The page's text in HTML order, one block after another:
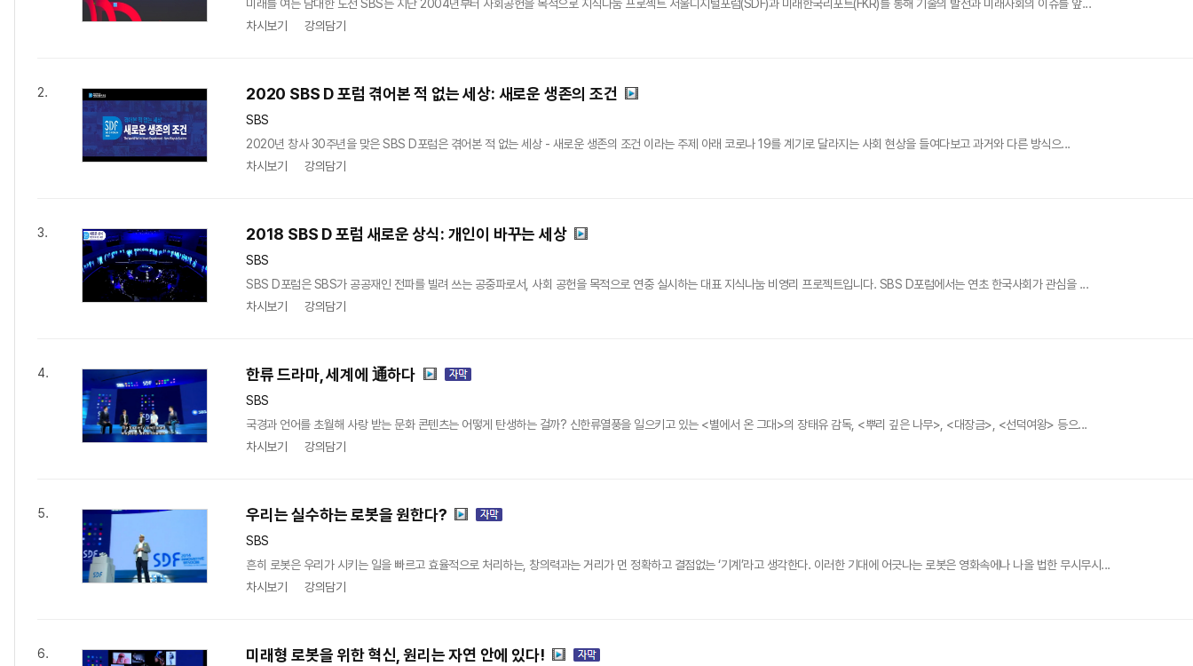
미래를 여는 담대한 도전 SBS는 지난 2004년부터 사회공헌을 목적으로 지식나눔 프로젝트 서울디지털포럼(SDF)과 미래한국리포트(FKR)를 통해 기술의 발전과 미래사회의 이슈를 앞...
차시보기
강의담기
2. 2020 SBS D 포럼 겪어본 적 없는 세상: 새로운 생존의 조건
SBS
2020년 창사 30주년을 맞은 SBS D포럼은 겪어본 적 없는 세상 - 새로운 생존의 조건 이라는 주제 아래 코로나 19를 계기로 달라지는 사회 현상을 들여다보고 과거와 다른 방식으...
차시보기
강의담기
3. 2018 SBS D 포럼 새로운 상식: 개인이 바꾸는 세상
SBS
SBS D포럼은 SBS가 공공재인 전파를 빌려 쓰는 공중파로서, 사회 공헌을 목적으로 연중 실시하는 대표 지식나눔 비영리 프로젝트입니다. SBS D포럼에서는 연초 한국사회가 관심을 ...
차시보기
강의담기
4. 한류 드라마, 세계에 通하다
SBS
국경과 언어를 초월해 사랑 받는 문화 콘텐츠는 어떻게 탄생하는 걸까? 신한류열풍을 일으키고 있는 <별에서 온 그대>의 장태유 감독, <뿌리 깊은 나무>, <대장금>, <선덕여왕> 등으...
차시보기
강의담기
5. 우리는 실수하는 로봇을 원한다?
SBS
흔히 로봇은 우리가 시키는 일을 빠르고 효율적으로 처리하는, 창의력과는 거리가 먼 정확하고 결점없는 ‘기계’라고 생각한다. 이러한 기대에 어긋나는 로봇은 영화속에나 나올 법한 무시무시...
차시보기
강의담기
6. 미래형 로봇을 위한 혁신, 원리는 자연 안에 있다!